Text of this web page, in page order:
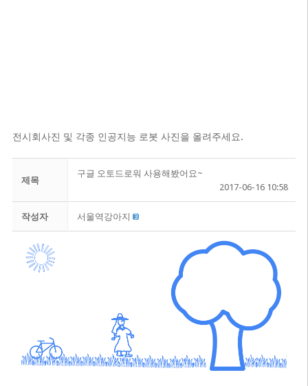
전시회사진 및 각종 인공지능 로봇 사진을 올려주세요.
제목
구글 오토드로워 사용해봤어요~
2017-06-16 10:58
작성자 서울역강아지